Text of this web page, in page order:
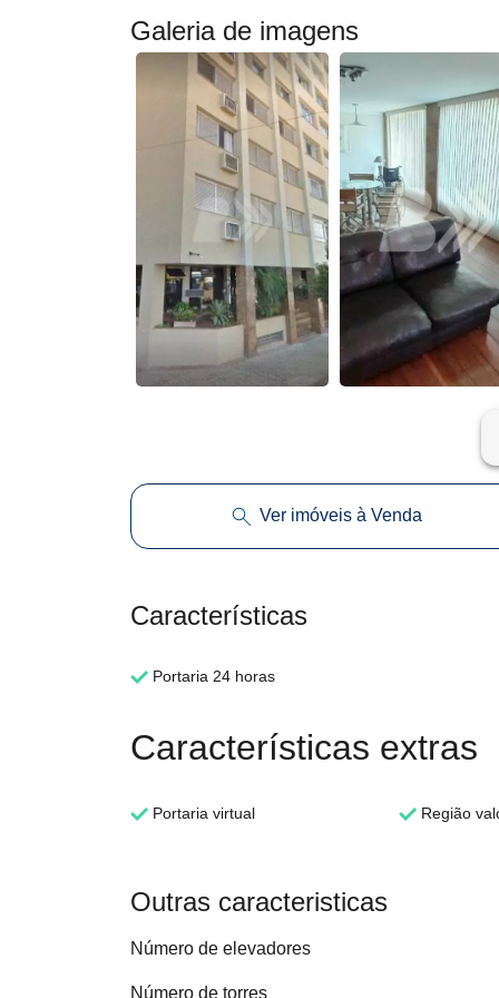
Galeria de imagens
Ver imóveis à Venda
Características
Portaria 24 horas
Características extras
Portaria virtual Região
Outras caracteristicas
Número de elevadores
Número de torres